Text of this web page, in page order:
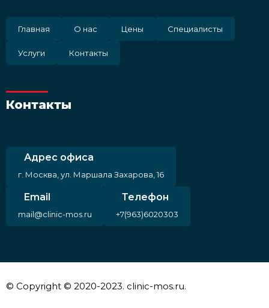
Главная О нас Цены Специалисты
Услуги Контакты
Контакты
Адрес офиса
г. Москва, ул. Маршала Захарова, 16
Email
mail@clinic-mos.ru
Телефон
+7(963)6020303
© Copyright © 2020-2023. clinic-mos.ru.